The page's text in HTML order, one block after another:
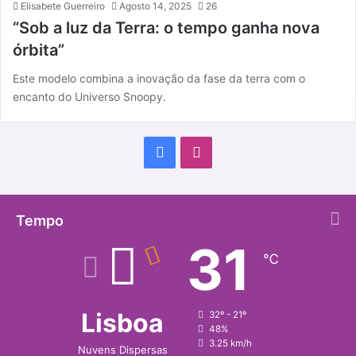
Elisabete Guerreiro Agosto 14, 2025 26
“Sob a luz da Terra: o tempo ganha nova
órbita”
Este modelo combina a inovação da fase da terra com o
encanto do Universo Snoopy.
t
a
g
r
Tempo
Lisboa
Nuvens Dispersas
31 ℃
32º - 21º
48%
3.25 km/h